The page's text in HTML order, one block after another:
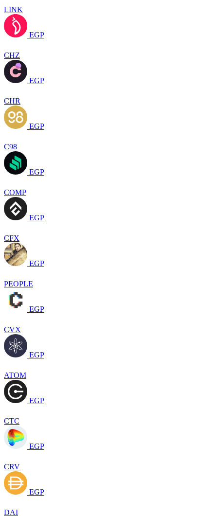
LINK
EGP
CHZ
EGP
CHR
EGP
C98
EGP
COMP
EGP
CFX
EGP
PEOPLE
EGP
CVX
EGP
ATOM
EGP
CTC
EGP
CRV
EGP
DAI